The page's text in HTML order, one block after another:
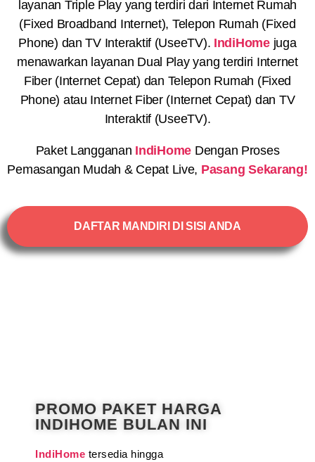
layanan Triple Play yang terdiri dari Internet Rumah
(Fixed Broadband Internet), Telepon Rumah (Fixed
Phone) dan TV Interaktif (UseeTV). IndiHomejuga
menawarkan layanan Dual Play yang terdiri Internet
Fiber (Internet Cepat) dan Telepon Rumah (Fixed
Phone) atau Internet Fiber (Internet Cepat) dan TV
Interaktif (UseeTV).
Paket Langganan IndiHome Dengan Proses
Pemasangan Mudah & Cepat Live, Pasang Sekarang!
DAFTAR MANDIRI DI SISI ANDA
PROMO PAKET HARGA
INDIHOME BULAN INI
IndiHome tersedia hingga